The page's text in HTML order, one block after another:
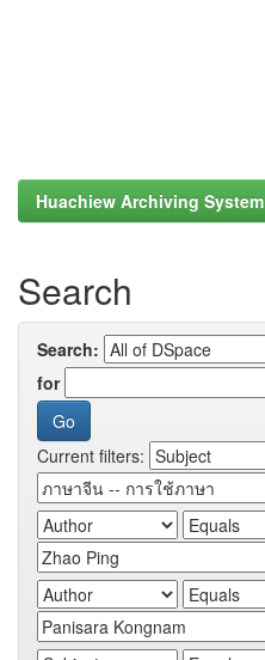
Huachiew Archiving System
Search
Search:
for
Current filters: